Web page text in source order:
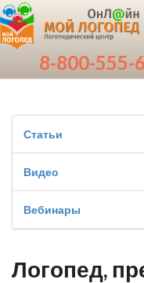
8-800-555-
Статьи
Видео
Вебинары
Логопед,